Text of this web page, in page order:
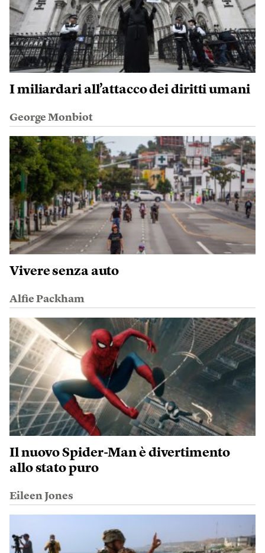
I miliardari all’attacco dei diritti umani
George Monbiot
Vivere senza auto
Alfie Packham
Il nuovo Spider-Man è divertimento
allo stato puro
Eileen Jones